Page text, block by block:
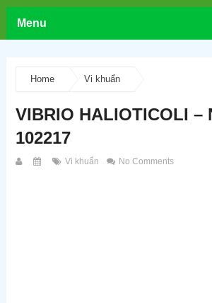
Menu
Home Vi khuẩn
VIBRIO HALIOTICOLI –
102217
Vi khuẩn No Comments